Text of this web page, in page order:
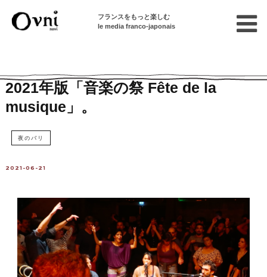
フランスをもっと楽しむ
le media franco-japonais
2021年版「音楽の祭 Fête de la
musique」。
夜のパリ
2021-06-21